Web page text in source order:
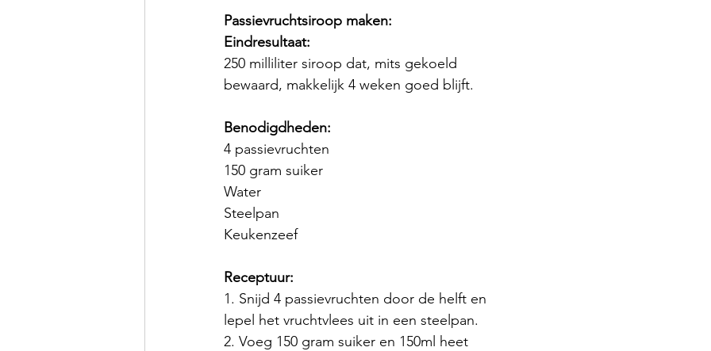
Passievruchtsiroop maken:
Eindresultaat:
250 milliliter siroop dat, mits gekoeld
bewaard, makkelijk 4 weken goed blijft.
Benodigdheden:
4 passievruchten
150 gram suiker
Water
Steelpan
Keukenzeef
Receptuur:
1. Snijd 4 passievruchten door de helft en
lepel het vruchtvlees uit in een steelpan.
2. Voeg 150 gram suiker en 150ml heet